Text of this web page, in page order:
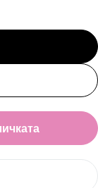
база
Файбър